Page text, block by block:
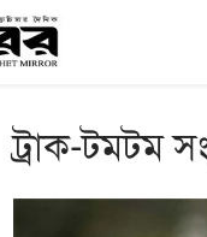
ট্রাক-টমটম